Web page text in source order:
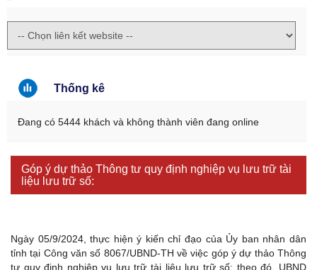
Thống kê
Đang có 5444 khách và không thành viên đang online
Góp ý dự thảo Thông tư quy định nghiệp vụ lưu trữ tài
liệu lưu trữ số:
Ngày 05/9/2024, thực hiện ý kiến chỉ đạo của Ủy ban nhân dân
tỉnh tại Công văn số 8067/UBND-TH về việc góp ý dự thảo Thông
tư quy định nghiệp vụ lưu trữ tài liệu lưu trữ số; theo đó, UBND